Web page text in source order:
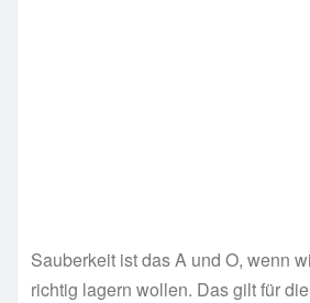
Sauberkeit ist das A und O, wenn
richtig lagern wollen. Das gilt für